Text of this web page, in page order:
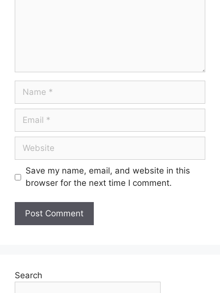
Save my name, email, and website in this
browser for the next time I comment.
Search